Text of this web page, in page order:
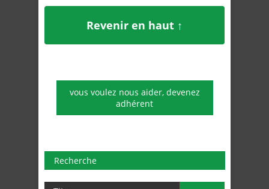
Revenir en haut ↑
vous voulez nous aider, devenez
adhérent
Recherche